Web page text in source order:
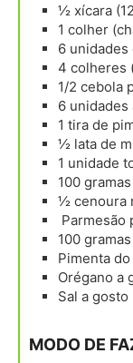
½ xícara
1 colher
6 unidades
4 colheres
1/2 cebola
6 unidades
1 tira de
½ lata de
1 unidade
100 gramas
½ cenoura
Parmesão
100 gramas
Pimenta
Orégano a
Sal a gosto
MODO DE